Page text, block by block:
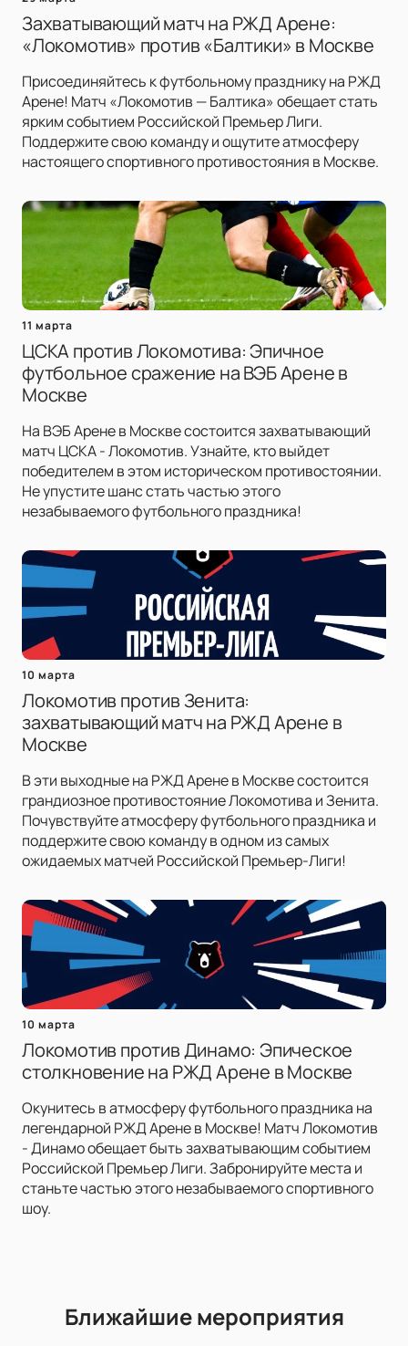
Захватывающий матч на РЖД Арене:
«Локомотив» против «Балтики» в Москве
Присоединяйтесь к футбольному празднику на РЖД
Арене! Матч «Локомотив — Балтика» обещает стать
ярким событием Российской Премьер Лиги.
Поддержите свою команду и ощутите атмосферу
настоящего спортивного противостояния в Москве.
11 марта
ЦСКА против Локомотива: Эпичное
футбольное сражение на ВЭБ Арене в
Москве
На ВЭБ Арене в Москве состоится захватывающий
матч ЦСКА - Локомотив. Узнайте, кто выйдет
победителем в этом историческом противостоянии.
Не упустите шанс стать частью этого
незабываемого футбольного праздника!
10 марта
Локомотив против Зенита:
захватывающий матч на РЖД Арене в
Москве
В эти выходные на РЖД Арене в Москве состоится
грандиозное противостояние Локомотива и Зенита.
Почувствуйте атмосферу футбольного праздника и
поддержите свою команду в одном из самых
ожидаемых матчей Российской Премьер-Лиги!
10 марта
Локомотив против Динамо: Эпическое
столкновение на РЖД Арене в Москве
Окунитесь в атмосферу футбольного праздника на
легендарной РЖД Арене в Москве! Матч Локомотив
- Динамо обещает быть захватывающим событием
Российской Премьер Лиги. Забронируйте места и
станьте частью этого незабываемого спортивного
шоу.
Ближайшие мероприятия